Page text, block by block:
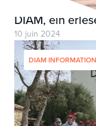
DIAM, ein
10 juin 2024
DIAM